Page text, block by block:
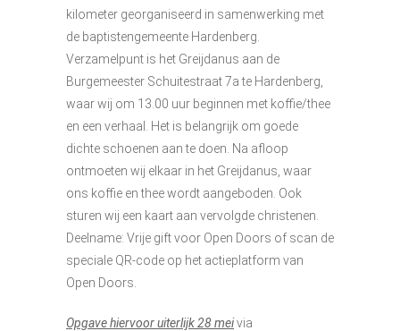
kilometer georganiseerd in samenwerking met
de baptistengemeente Hardenberg.
Verzamelpunt is het Greijdanus aan de
Burgemeester Schuitestraat 7a te Hardenberg,
waar wij om 13.00 uur beginnen met koffie/thee
en een verhaal. Het is belangrijk om goede
dichte schoenen aan te doen. Na afloop
ontmoeten wij elkaar in het Greijdanus, waar
ons koffie en thee wordt aangeboden. Ook
sturen wij een kaart aan vervolgde christenen.
Deelname: Vrije gift voor Open Doors of scan de
speciale QR-code op het actieplatform van
Open Doors.
Opgave hiervoor uiterlijk 28 meivia